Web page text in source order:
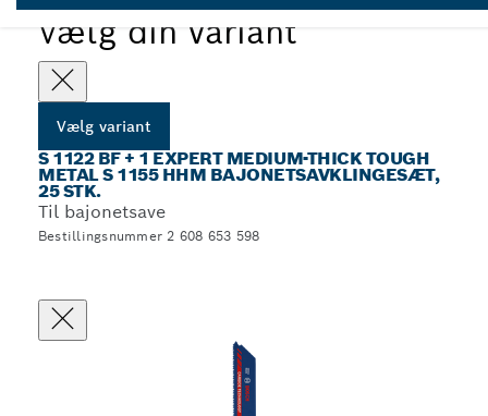
Vælg din variant
Vælg variant
S 1122 BF + 1 EXPERT MEDIUM-THICK TOUGH
METAL S 1155 HHM BAJONETSAVKLINGESÆT,
25 STK.
Til bajonetsave
Bestillingsnummer 2 608 653 598